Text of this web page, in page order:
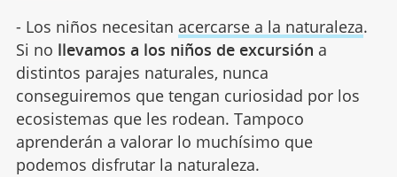
- Los niños necesitan acercarse a la naturaleza.
Si no llevamos a los niños de excursión a
distintos parajes naturales, nunca
conseguiremos que tengan curiosidad por los
ecosistemas que les rodean. Tampoco
aprenderán a valorar lo muchísimo que
podemos disfrutar la naturaleza.